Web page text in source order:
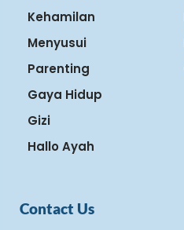
Kehamilan
Menyusui
Parenting
Gaya Hidup
Gizi
Hallo Ayah
Contact Us